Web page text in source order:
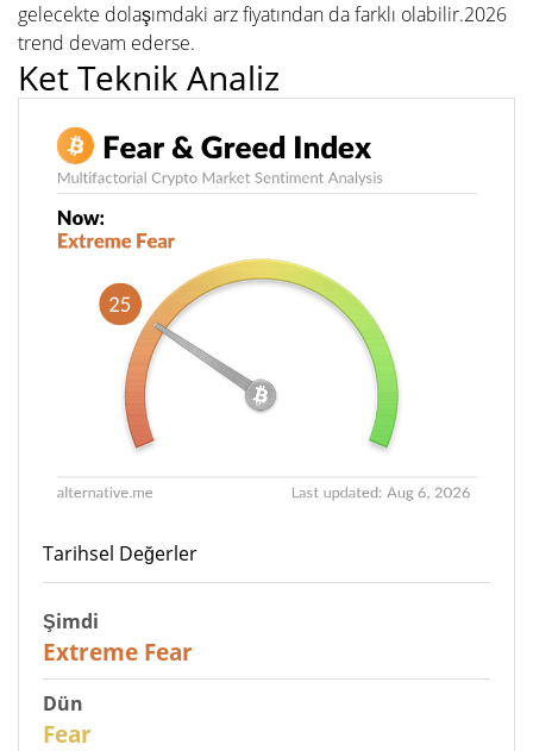
gelecekte dolaşımdaki arz fiyatından da farklı olabilir.2026
trend devam ederse.
Ket Teknik Analiz
Tarihsel Değerler
Şimdi
Extreme Fear
Dün
Fear